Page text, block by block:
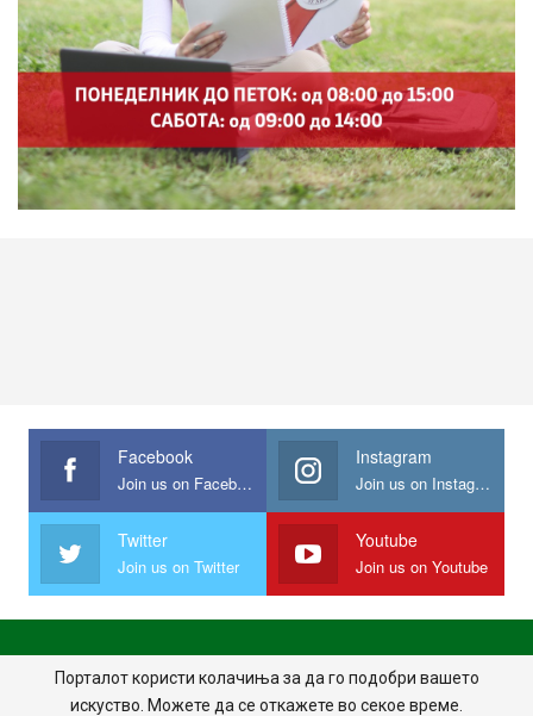
Facebook
Join us on Facebook
Instagram
Join us on Instagram
Twitter
Join us on Twitter
Youtube
Join us on Youtube
ПОЧЕТНА ПОЛИТИКА НА ПРИВАТНОСТ
ИМПРЕСУМ
ПРАВИЛА НА КОРИСТЕЊЕ
Порталот користи колачиња за да го подобри вашето
искуство. Можете да се откажете во секое време.